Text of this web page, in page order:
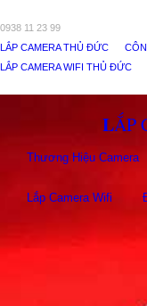
0938 11 23 99
LẮP CAMERA THỦ ĐỨC
LẮP CAMERA WIFI THỦ ĐỨC
Thương Hiệu Camera
Lắp Camera Wifi